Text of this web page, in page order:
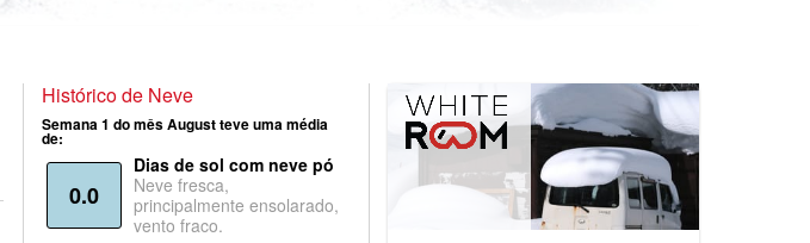
Histórico de Neve
Semana 1 do mês August teve uma média
de:
0.0
Dias de sol com neve pó
Neve fresca,
principalmente ensolarado,
vento fraco.